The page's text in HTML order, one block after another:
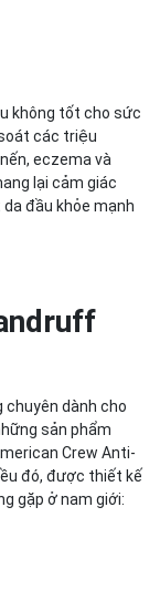
không tốt cho sức
các triệu
eczema và
lại cảm giác
đầu khỏe mạnh
chuyên dành cho
sản phẩm
Crew Anti-
đó, được thiết kế
gặp ở nam giới: